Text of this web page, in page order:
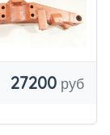
27200